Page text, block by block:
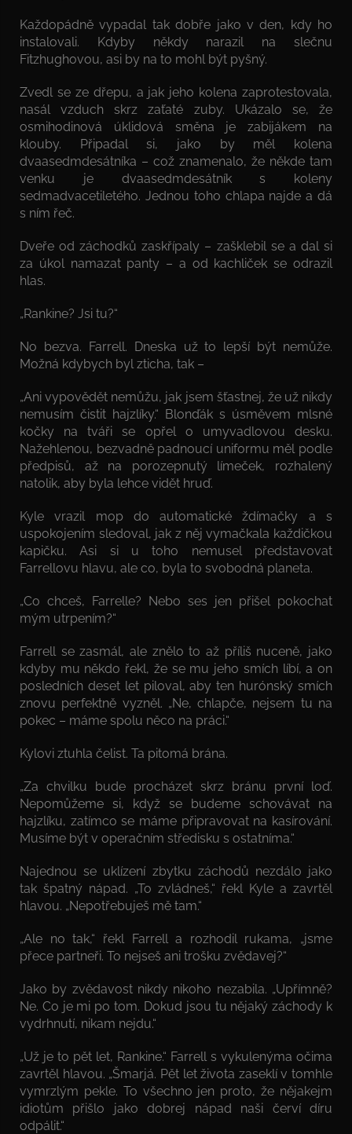
Každopádně vypadal tak dobře jako v den, kdy ho
instalovali. Kdyby někdy narazil na slečnu
Fitzhughovou, asi by na to mohl být pyšný.
Zvedl se ze dřepu, a jak jeho kolena zaprotestovala,
nasál vzduch skrz zaťaté zuby. Ukázalo se, že
osmihodinová úklidová směna je zabijákem na
klouby. Připadal si, jako by měl kolena
dvaasedmdesátníka – což znamenalo, že někde tam
venku je dvaasedmdesátník s koleny
sedmadvacetiletého. Jednou toho chlapa najde a dá
s ním řeč.
Dveře od záchodků zaskřípaly – zašklebil se a dal si
za úkol namazat panty – a od kachliček se odrazil
hlas.
„Rankine? Jsi tu?“
No bezva. Farrell. Dneska už to lepší být nemůže.
Možná kdybych byl zticha, tak –
„Ani vypovědět nemůžu, jak jsem šťastnej, že už nikdy
nemusím čistit hajzlíky.“ Blonďák s úsměvem mlsné
kočky na tváři se opřel o umyvadlovou desku.
Nažehlenou, bezvadně padnoucí uniformu měl podle
předpisů, až na porozepnutý límeček, rozhalený
natolik, aby byla lehce vidět hruď.
Kyle vrazil mop do automatické ždímačky a s
uspokojením sledoval, jak z něj vymačkala každičkou
kapičku. Asi si u toho nemusel představovat
Farrellovu hlavu, ale co, byla to svobodná planeta.
„Co chceš, Farrelle? Nebo ses jen přišel pokochat
mým utrpením?“
Farrell se zasmál, ale znělo to až příliš nuceně, jako
kdyby mu někdo řekl, že se mu jeho smích líbí, a on
posledních deset let piloval, aby ten hurónský smích
znovu perfektně vyzněl. „Ne, chlapče, nejsem tu na
pokec – máme spolu něco na práci.“
Kylovi ztuhla čelist. Ta pitomá brána.
„Za chvilku bude procházet skrz bránu první loď.
Nepomůžeme si, když se budeme schovávat na
hajzlíku, zatímco se máme připravovat na kasírování.
Musíme být v operačním středisku s ostatníma.“
Najednou se uklízení zbytku záchodů nezdálo jako
tak špatný nápad. „To zvládneš,“ řekl Kyle a zavrtěl
hlavou. „Nepotřebuješ mě tam.“
„Ale no tak,“ řekl Farrell a rozhodil rukama, „jsme
přece partneři. To nejseš ani trošku zvědavej?“
Jako by zvědavost nikdy nikoho nezabila. „Upřímně?
Ne. Co je mi po tom. Dokud jsou tu nějaký záchody k
vydrhnutí, nikam nejdu.“
„Už je to pět let, Rankine.“ Farrell s vykulenýma očima
zavrtěl hlavou. „Šmarjá. Pět let života zaseklí v tomhle
vymrzlým pekle. To všechno jen proto, že nějakejm
idiotům přišlo jako dobrej nápad naši červí díru
odpálit.“